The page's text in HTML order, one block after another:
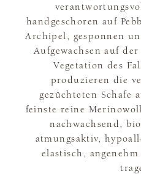
handgeschoren auf
Archipel, gesponnen
Aufgewachsen auf
Vegetation des
produzieren die
gezüchteten Schafe
feinste reine
nachwachsend,
atmungsaktiv,
elastisch,